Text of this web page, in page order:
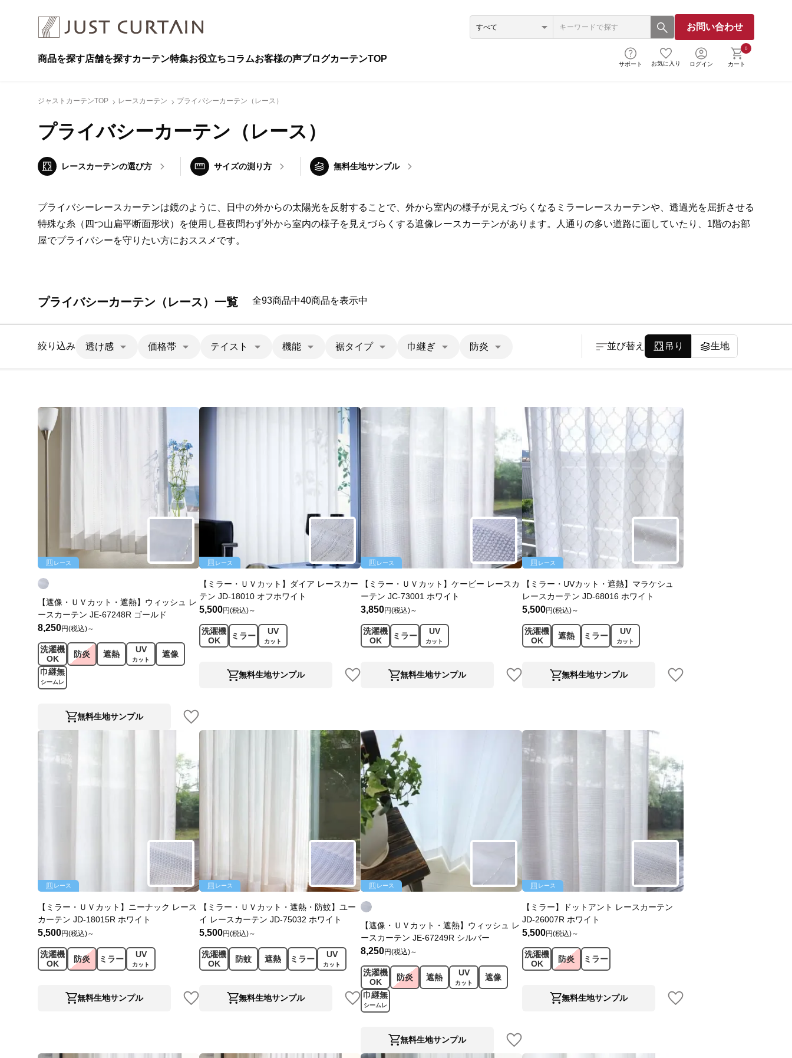
お問い合わせ
商品を探す店舗を探すカーテン特集お役立ちコラムお客様の声ブログカーテンTOP
サポート お気に入り ログイン
0
カート
ジャストカーテンTOP レースカーテン プライバシーカーテン（レース）
プライバシーカーテン（レース）
レースカーテンの選び方 サイズの測り方 無料生地サンプル
プライバシーレースカーテンは鏡のように、日中の外からの太陽光を反射することで、外から室内の様子が見えづらくなるミラーレースカーテンや、透過光を屈折させる
特殊な糸（四つ山扁平断面形状）を使用し昼夜問わず外から室内の様子を見えづらくする遮像レースカーテンがあります。人通りの多い道路に面していたり、1階のお部
屋でプライバシーを守りたい方におススメです。
プライバシーカーテン（レース）一覧 全93商品中40商品を表示中
絞り込み 透け感 価格帯 テイスト 機能 裾タイプ 巾継ぎ 防炎 並び替え 吊り 生地
レース
【遮像・ＵＶカット・遮熱】ウィッシュ レ
ースカーテン JE-67248R ゴールド
8,250円(税込)～
洗濯機
OK
防炎 遮熱 UV
カット
遮像
巾継無
シームレ
ス
無料生地サンプル
レース
【ミラー・ＵＶカット】ダイア レースカー
テン JD-18010 オフホワイト
5,500円(税込)～
洗濯機
OK
ミラー UV
カット
無料生地サンプル
レース
【ミラー・ＵＶカット】ケービー レースカ
ーテン JC-73001 ホワイト
3,850円(税込)～
洗濯機
OK
ミラー UV
カット
無料生地サンプル
レース
【ミラー・UVカット・遮熱】マラケシュ
レースカーテン JD-68016 ホワイト
5,500円(税込)～
洗濯機
OK
遮熱 ミラー UV
カット
無料生地サンプル
レース
【ミラー・ＵＶカット】ニーナック レース
カーテン JD-18015R ホワイト
5,500円(税込)～
洗濯機
OK
防炎 ミラー UV
カット
無料生地サンプル
レース
【ミラー・ＵＶカット・遮熱・防蚊】ユー
イ レースカーテン JD-75032 ホワイト
5,500円(税込)～
洗濯機
OK
防蚊 遮熱 ミラー UV
カット
無料生地サンプル
レース
【遮像・ＵＶカット・遮熱】ウィッシュ レ
ースカーテン JE-67249R シルバー
8,250円(税込)～
洗濯機
OK
防炎 遮熱 UV
カット
遮像
巾継無
シームレ
ス
無料生地サンプル
レース
【ミラー】ドットアント レースカーテン
JD-26007R ホワイト
5,500円(税込)～
洗濯機
OK
防炎 ミラー
無料生地サンプル